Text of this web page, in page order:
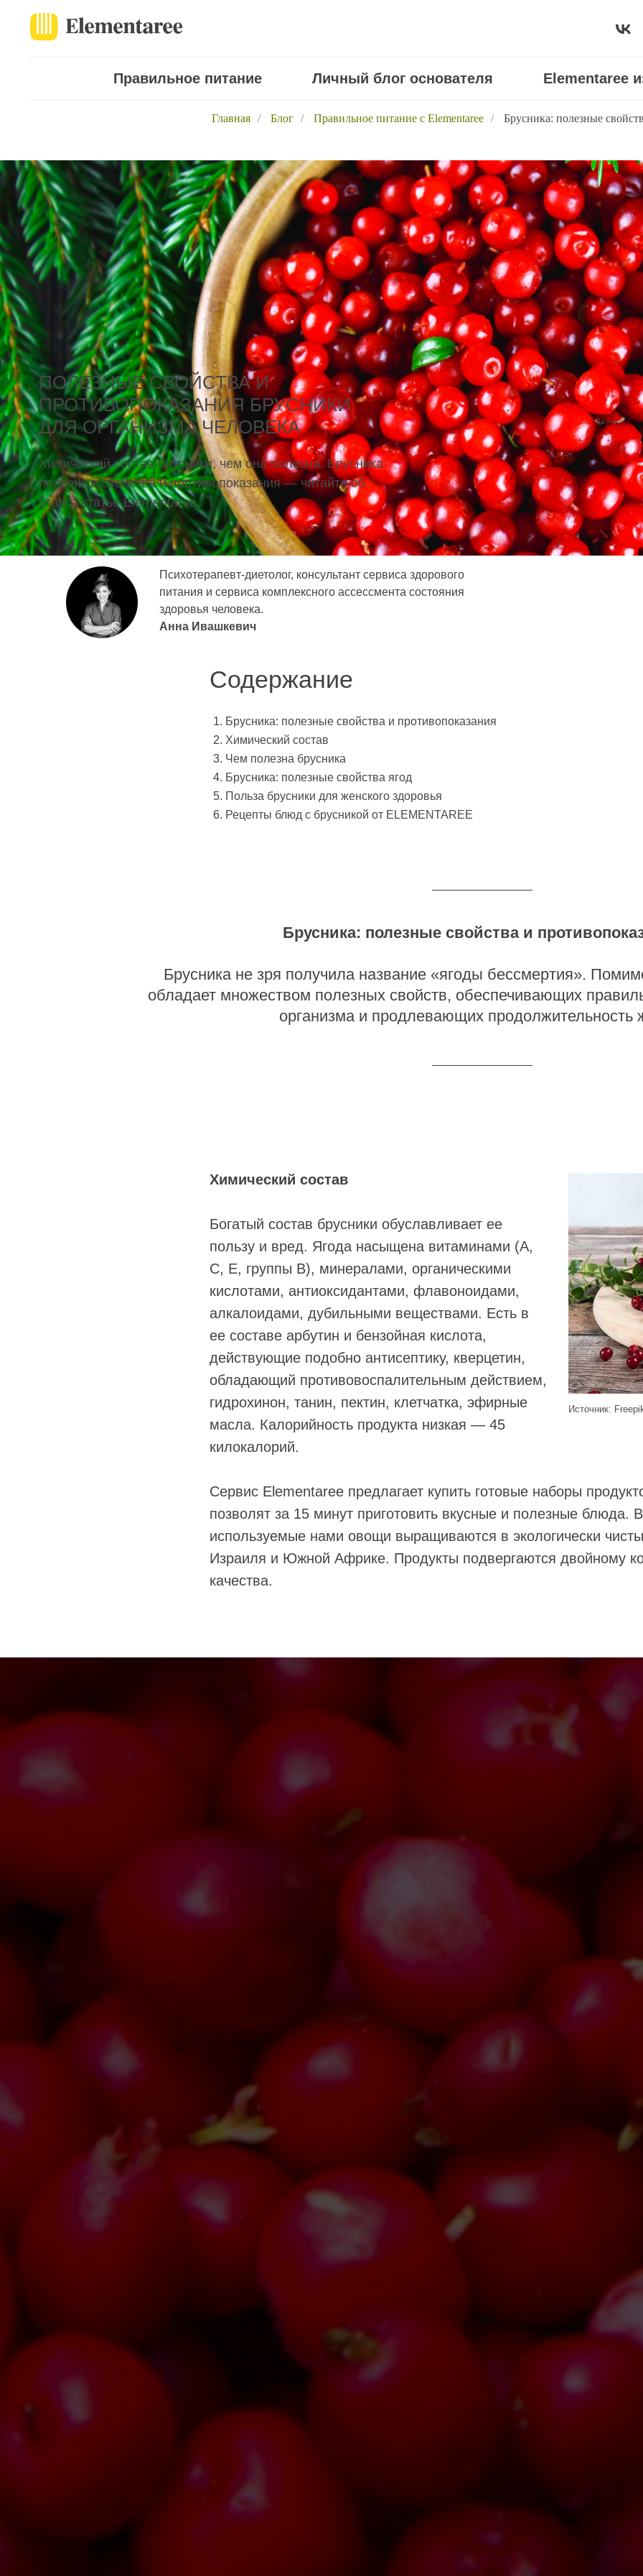
Правильное питание Личный блог основателя Elementaree
Главная / Блог / Правильное питание с Elementaree / Брусника: полезные
ПОЛЕЗНЫЕ СВОЙСТВА И
ПРОТИВОПОКАЗАНИЯ БРУСНИКИ
ДЛЯ ОРГАНИЗМА ЧЕЛОВЕКА
Химический состав брусники, чем она полезна. Брусника
полезные свойства и противопоказания — читайте об
этом в статье Elementaree.
Психотерапевт-диетолог, консультант сервиса здорового
питания и сервиса комплексного ассессмента состояния
здоровья человека.
Анна Ивашкевич
Содержание
Брусника: полезные свойства и противопоказания
Химический состав
Чем полезна брусника
Брусника: полезные свойства ягод
Польза брусники для женского здоровья
Рецепты блюд с брусникой от ELEMENTAREE
Брусника: полезные свойства и
Брусника не зря получила название «ягоды бессмертия».
обладает множеством полезных свойств, обеспечивающих
организма и продлевающих продолжительность
Источник:
Химический состав
Богатый состав брусники обуславливает ее
пользу и вред. Ягода насыщена витаминами (А,
С, Е, группы В), минералами, органическими
кислотами, антиоксидантами, флавоноидами,
алкалоидами, дубильными веществами. Есть в
ее составе арбутин и бензойная кислота,
действующие подобно антисептику, кверцетин,
обладающий противовоспалительным действием,
гидрохинон, танин, пектин, клетчатка, эфирные
масла. Калорийность продукта низкая — 45
килокалорий.
Сервис Elementaree предлагает купить готовые наборы
позволят за 15 минут приготовить вкусные и полезные блюда.
используемые нами овощи выращиваются в экологически
Израиля и Южной Африке. Продукты подвергаются двойному
качества.